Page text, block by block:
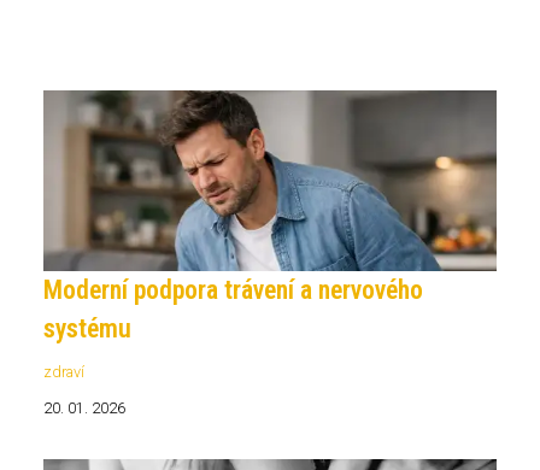
Moderní podpora trávení a nervového
systému
zdraví
20. 01. 2026